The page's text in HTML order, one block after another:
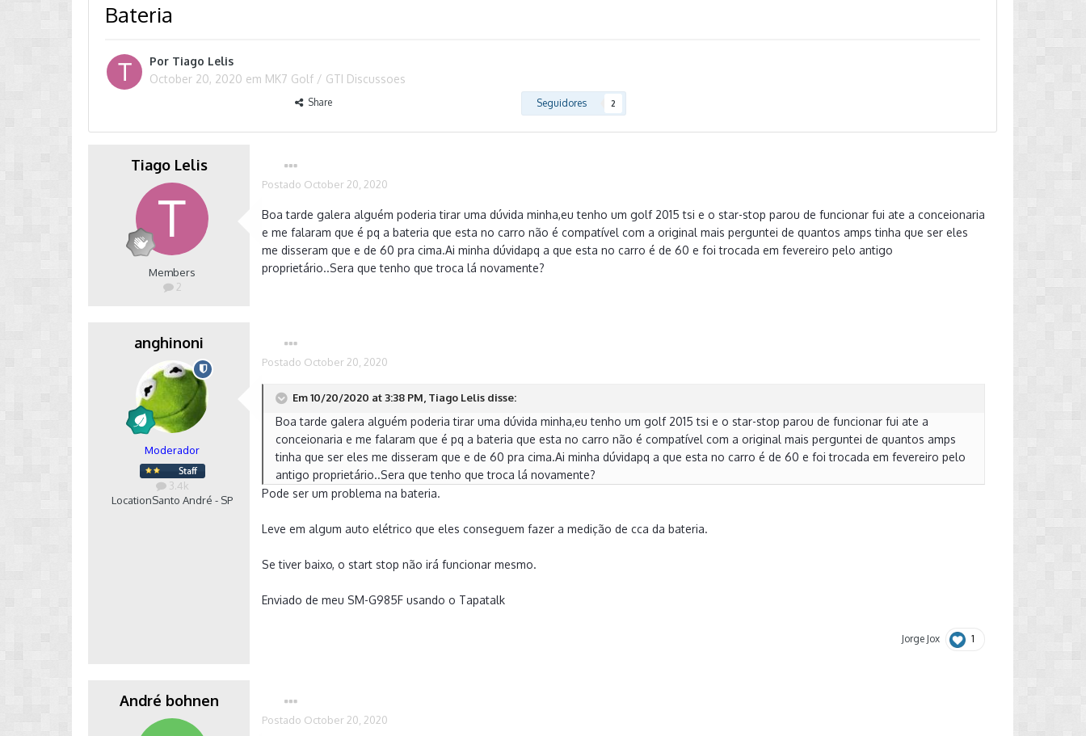
Bateria
Por Tiago Lelis
October 20, 2020 em MK7 Golf / GTI Discussoes
Share Seguidores 2
Tiago Lelis
Members
2
Postado October 20, 2020
Boa tarde galera alguém poderia tirar uma dúvida minha,eu tenho um golf 2015 tsi e o star-stop parou de funcionar fui ate a conceionaria
e me falaram que é pq a bateria que esta no carro não é compatível com a original mais perguntei de quantos amps tinha que ser eles
me disseram que e de 60 pra cima.Ai minha dúvidapq a que esta no carro é de 60 e foi trocada em fevereiro pelo antigo
proprietário..Sera que tenho que troca lá novamente?
anghinoni
Moderador
3.4k
LocationSanto André - SP
Postado October 20, 2020
Em 10/20/2020 at 3:38 PM, Tiago Lelis disse:
Boa tarde galera alguém poderia tirar uma dúvida minha,eu tenho um golf 2015 tsi e o star-stop parou de funcionar fui ate a
conceionaria e me falaram que é pq a bateria que esta no carro não é compatível com a original mais perguntei de quantos amps
tinha que ser eles me disseram que e de 60 pra cima.Ai minha dúvidapq a que esta no carro é de 60 e foi trocada em fevereiro pelo
antigo proprietário..Sera que tenho que troca lá novamente?
Pode ser um problema na bateria.
Leve em algum auto elétrico que eles conseguem fazer a medição de cca da bateria.
Se tiver baixo, o start stop não irá funcionar mesmo.
Enviado de meu SM-G985F usando o Tapatalk
Jorge Jox 1
André bohnen
Postado October 20, 2020